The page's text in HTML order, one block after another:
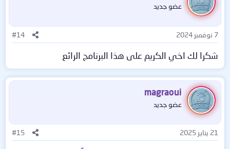
عضو جديد
7 نوفمبر 2024 #14
شكرا لك اخي الكريم على هذا البرنامج الرائع
magraoui
عضو جديد
21 يناير 2025 #15